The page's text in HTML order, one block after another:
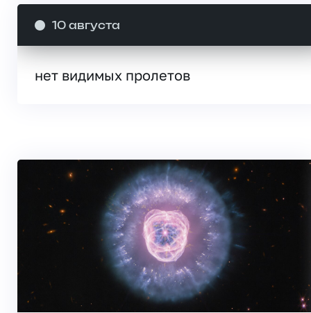
10 августа
нет видимых пролетов